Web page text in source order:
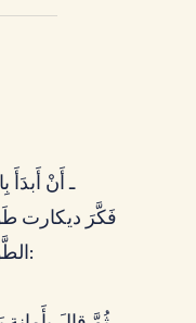
ـ أَنْ أَبدَأَ
فَكَّرَ ديكارت
الطَّويلُ نَفسَهُ إِجابةً جُزئيّةً على السُّؤالِ: